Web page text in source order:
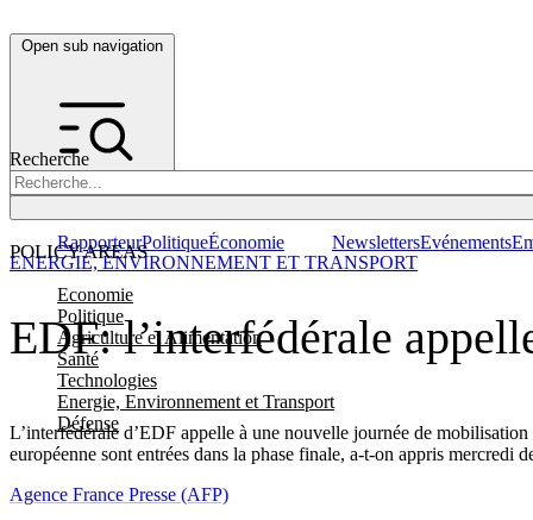
Open sub navigation
Recherche
POLICY AREAS
Economie
Politique
Agriculture et Alimentation
Santé
Technologies
Energie, Environnement et Transport
Défense
RapporteurPolitiqueÉconomie NewslettersEvénements
EDF: l’interfédérale
L’interfédérale d’EDF appelle à une nouvelle journée de
européenne sont entrées dans la phase finale, a-t-on appris mercredi
ENERGIE, ENVIRONNEMENT ET TRANSPORT
Agence France Presse (AFP)